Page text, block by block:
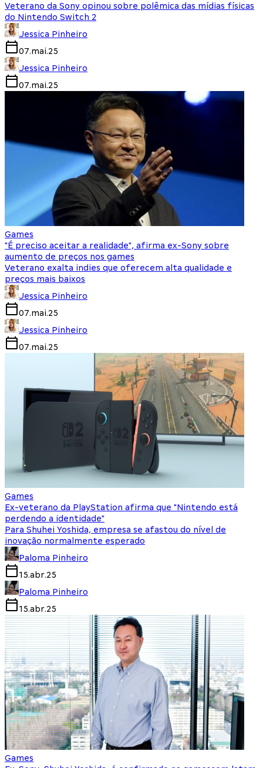
Veterano da Sony opinou sobre polêmica das mídias físicas
do Nintendo Switch 2
Jessica Pinheiro
07.mai.25
Jessica Pinheiro
07.mai.25
Games
"É preciso aceitar a realidade", afirma ex-Sony sobre
aumento de preços nos games
Veterano exalta indies que oferecem alta qualidade e
preços mais baixos
Jessica Pinheiro
07.mai.25
Jessica Pinheiro
07.mai.25
Games
Ex-veterano da PlayStation afirma que "Nintendo está
perdendo a identidade"
Para Shuhei Yoshida, empresa se afastou do nível de
inovação normalmente esperado
Paloma Pinheiro
15.abr.25
Paloma Pinheiro
15.abr.25
Games